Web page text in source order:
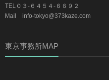
TEL０３-６４５４-６６９２
Mail info-tokyo@373kaze.com
東京事務所MAP